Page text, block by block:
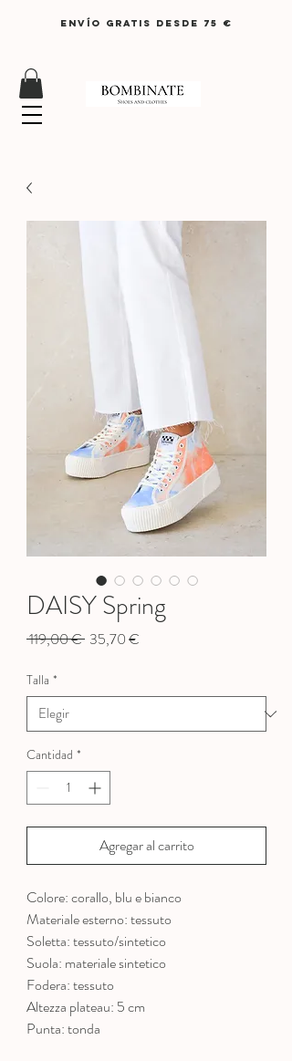
ENVÍO GRATIS DESDE 75 €
DAISY Spring
119,00 € Precio
35,70 €
Talla *
Cantidad *
Agregar al carrito
Colore: corallo, blu e bianco
Materiale esterno: tessuto
Soletta: tessuto/sintetico
Suola: materiale sintetico
Fodera: tessuto
Altezza plateau: 5 cm
Punta: tonda